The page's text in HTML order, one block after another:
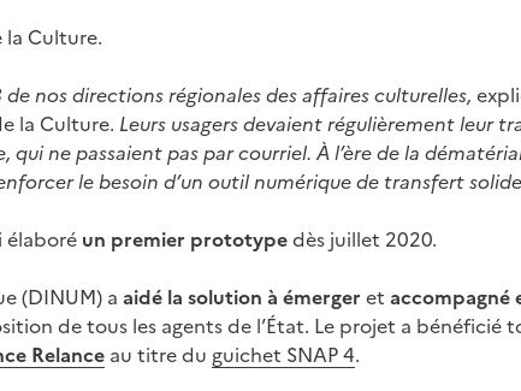
la Culture.
de nos directions régionales des affaires culturelles,
la Culture. Leurs usagers devaient régulièrement leur
ne passaient pas par courriel. À l’ère de la
le besoin d’un outil numérique de transfert
élaboré un premier prototypedès juillet 2020.
(DINUM) a aidé la solution à émerger et accompagné
de tous les agents de l’État. Le projet a bénéficié
Relance au titre du guichet SNAP 4.